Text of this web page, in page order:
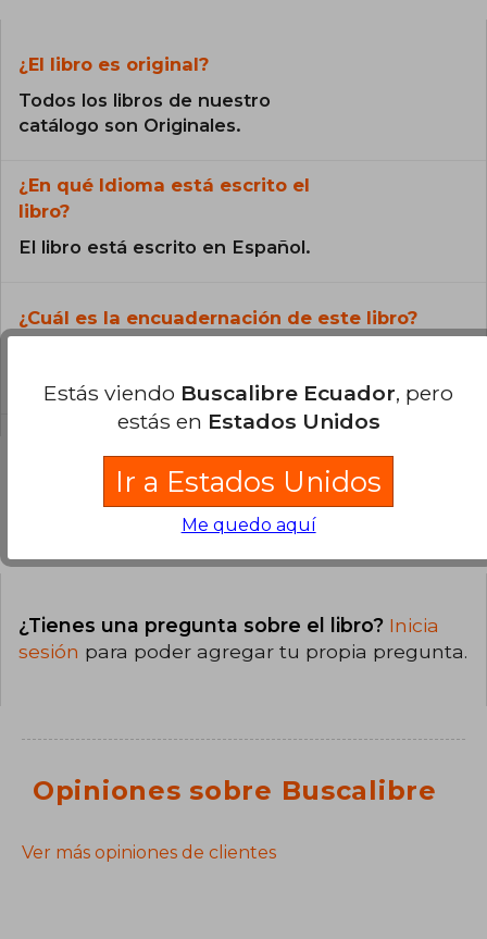
¿El libro es original?
Todos los libros de nuestro
catálogo son Originales.
¿En qué Idioma está escrito el
libro?
El libro está escrito en Español.
¿Cuál es la encuadernación de este libro?
Preguntas y respuestas sobre el libro
¿Tienes una pregunta sobre el libro? Inicia
sesión para poder agregar tu propia pregunta.
Opiniones sobre Buscalibre
Ver más opiniones de clientes
Estás viendo Buscalibre Ecuador, pero
estás en Estados Unidos
Ir a Estados Unidos
Me quedo aquí